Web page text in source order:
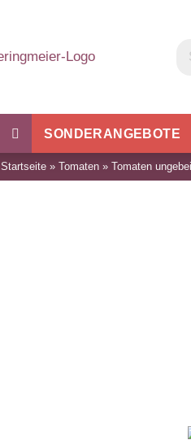
SONDERANGEBOTE
Kohl Bohnen & Erbsen
Startseite » Tomaten » Tomaten